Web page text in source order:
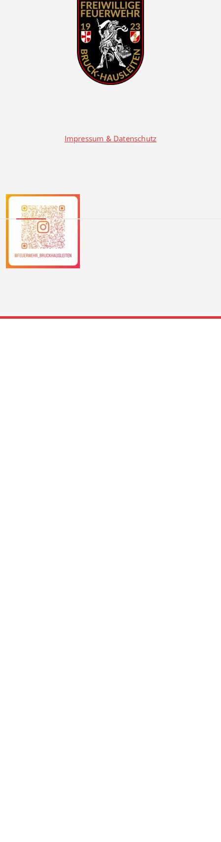
Impressum & Datenschutz